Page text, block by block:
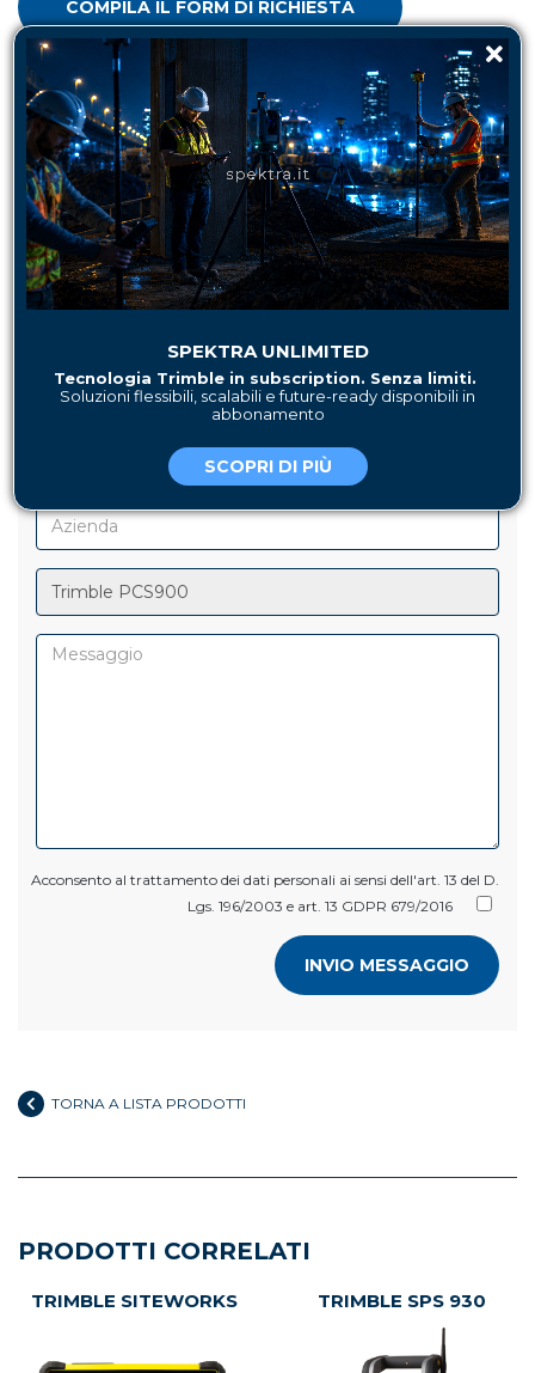
SPEKTRA UNLIMITED
Tecnologia Trimble in subscription. Senza limiti.
Soluzioni flessibili, scalabili e future-ready disponibili in
abbonamento
SCOPRI DI PIÙ
COMPILA IL FORM DI RICHIESTA
HAI BISOGNO DI MAGGIORI
INFORMAZIONI?
Acconsento al trattamento dei dati personali ai sensi dell'art. 13 del D.
Lgs. 196/2003 e art. 13 GDPR 679/2016
INVIO MESSAGGIO
TORNA A LISTA PRODOTTI
PRODOTTI CORRELATI
TRIMBLE SITEWORKS TRIMBLE SPS 930